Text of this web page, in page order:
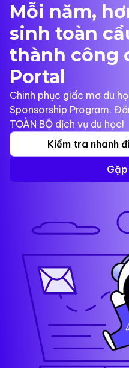
Mỗi năm,
sinh toàn
thành công
Portal
Chinh phục giấc mơ du
Sponsorship Program.
TOÀN BỘ dịch vụ du học!
Kiểm tra nhanh